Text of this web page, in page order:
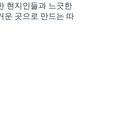
현지인들과 느긋한
운 곳으로 만드는 따